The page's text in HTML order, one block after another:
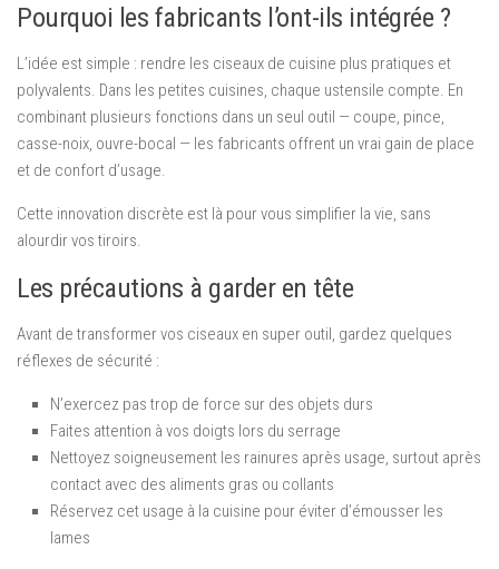
Pourquoi les fabricants l’ont-ils intégrée ?
L’idée est simple : rendre les ciseaux de cuisine plus pratiques et
polyvalents. Dans les petites cuisines, chaque ustensile compte. En
combinant plusieurs fonctions dans un seul outil — coupe, pince,
casse-noix, ouvre-bocal — les fabricants offrent un vrai gain de place
et de confort d’usage.
Cette innovation discrète est là pour vous simplifier la vie, sans
alourdir vos tiroirs.
Les précautions à garder en tête
Avant de transformer vos ciseaux en super outil, gardez quelques
réflexes de sécurité :
N’exercez pas trop de force sur des objets durs
Faites attention à vos doigts lors du serrage
Nettoyez soigneusement les rainures après usage, surtout après
contact avec des aliments gras ou collants
Réservez cet usage à la cuisine pour éviter d’émousser les
lames